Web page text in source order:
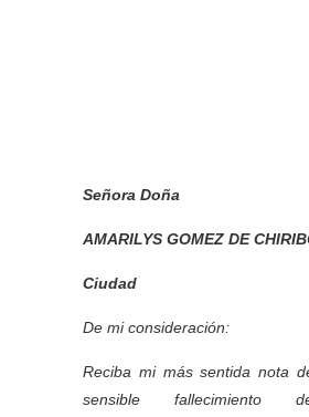
Señora Doña
AMARILYS GOMEZ DE
Ciudad
De mi consideración:
Reciba mi más sentida nota
sensible fallecimiento